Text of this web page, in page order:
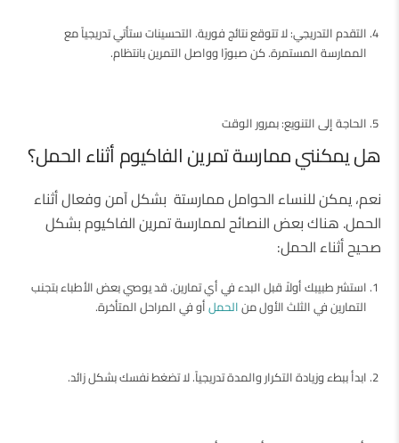
التقدم التدريجي: لا تتوقع نتائج فورية. التحسينات ستأتي تدريجياً مع
الممارسة المستمرة. كن صبورًا وواصل التمرين بانتظام.
الحاجة إلى التنويع: بمرور الوقت
هل يمكنني ممارسة تمرين الفاكيوم أثناء الحمل؟
نعم، يمكن للنساء الحوامل ممارستة بشكل آمن وفعال أثناء
الحمل. هناك بعض النصائح لممارسة تمرين الفاكيوم بشكل
صحيح أثناء الحمل:
استشر طبيبك أولاً قبل البدء في أي تمارين. قد يوصي بعض الأطباء بتجنب
التمارين في الثلث الأول منالحملأو في المراحل المتأخرة.
ابدأ ببطء وزيادة التكرار والمدة تدريجياً. لا تضغط نفسك بشكل زائد.